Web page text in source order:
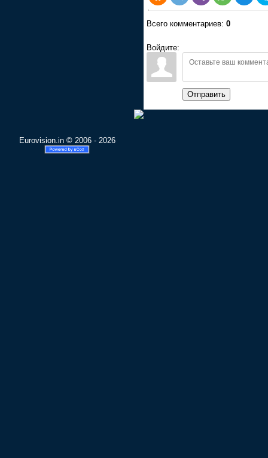
Всего комментариев: 0
Войдите:
Отправить
Eurovision.in © 2006 - 2026